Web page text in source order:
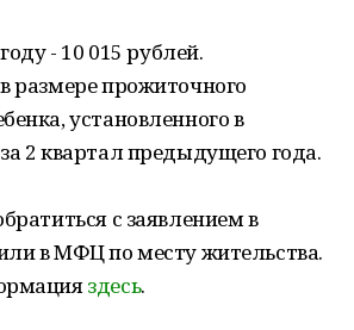
- 10 015 рублей.
размере прожиточного
установленного в
2 квартал предыдущего года.
с заявлением в
в МФЦ по месту жительства.
здесь.